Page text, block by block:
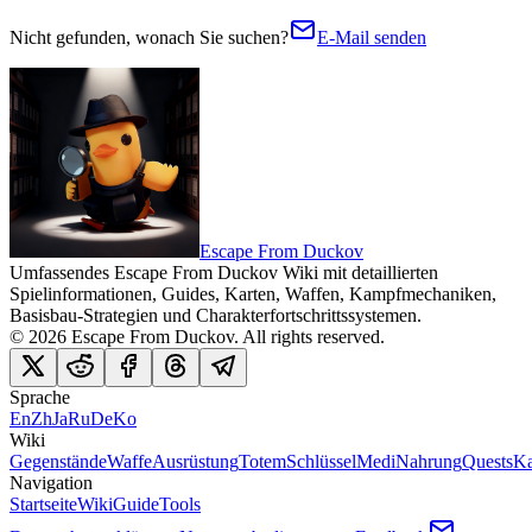
Nicht gefunden, wonach Sie suchen? E-Mail senden
Escape From Duckov
Umfassendes Escape From Duckov Wiki mit detaillierten
Spielinformationen, Guides, Karten, Waffen, Kampfmechaniken,
Basisbau-Strategien und Charakterfortschrittssystemen.
© 2026 Escape From Duckov. All rights reserved.
Sprache
EnZhJaRuDeKo
Wiki
GegenständeWaffeAusrüstungTotemSchlüsselMediNahrungQuests
Navigation
StartseiteWikiGuideTools